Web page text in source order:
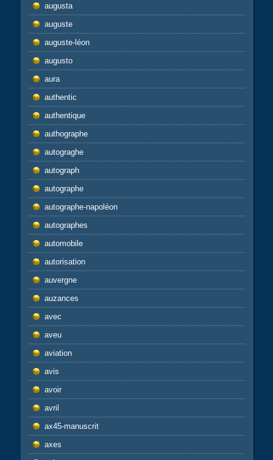
augusta
auguste
auguste-léon
augusto
aura
authentic
authentique
authographe
autograghe
autograph
autographe
autographe-napoléon
autographes
automobile
autorisation
auvergne
auzances
avec
aveu
aviation
avis
avoir
avril
ax45-manuscrit
axes